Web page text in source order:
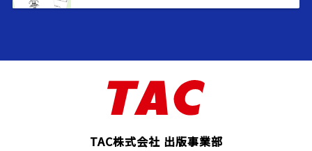
TAC株式会社 出版事業部